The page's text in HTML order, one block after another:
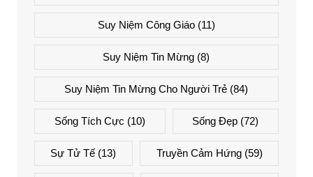
Suy Niệm Công Giáo(11)
Suy Niệm Tin Mừng (8)
Suy Niệm Tin Mừng Cho Người Trẻ (84)
Sống Tích Cực (10) Sống Đẹp (72)
Sự Tử Tế (13) Truyền Cảm Hứng(59)